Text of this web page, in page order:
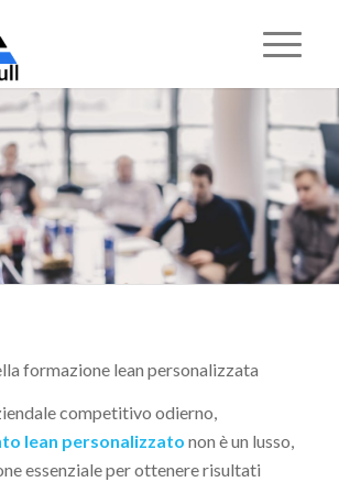
formazione lean personalizzata
competitivo odierno,
lean personalizzato non è un lusso,
essenziale per ottenere risultati